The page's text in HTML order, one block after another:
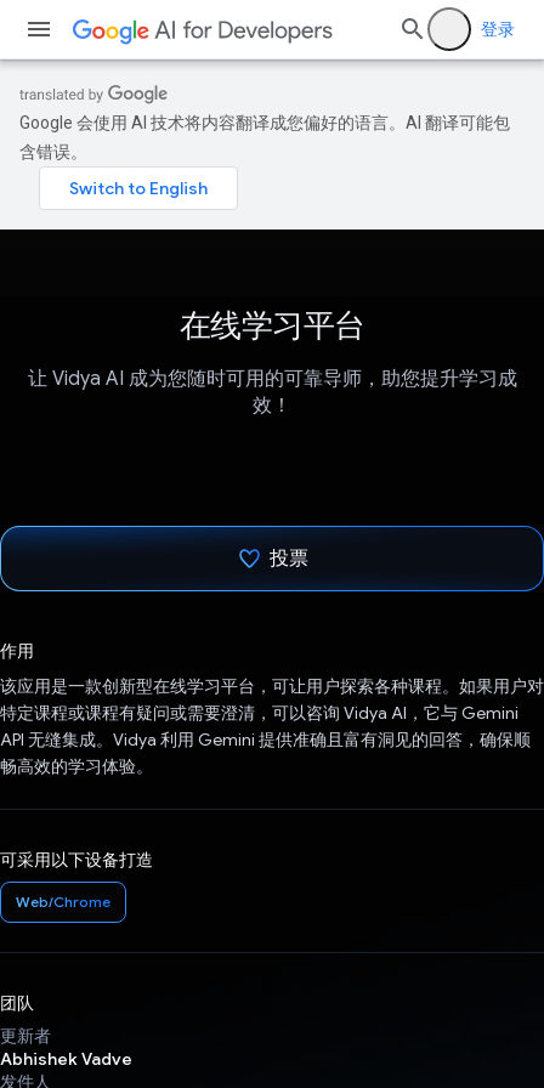
登录
Google 会使用 AI 技术将内容翻译成您偏好的语言。AI 翻译可能包
含错误。
在线学习平台
让 Vidya AI 成为您随时可用的可靠导师，助您提升学习成
效！
投票
作用
该应用是一款创新型在线学习平台，可让用户探索各种课程。如果用户对
特定课程或课程有疑问或需要澄清，可以咨询 Vidya AI，它与 Gemini
API 无缝集成。Vidya 利用 Gemini 提供准确且富有洞见的回答，确保顺
畅高效的学习体验。
可采用以下设备打造
Web/Chrome
团队
更新者
Abhishek Vadve
发件人